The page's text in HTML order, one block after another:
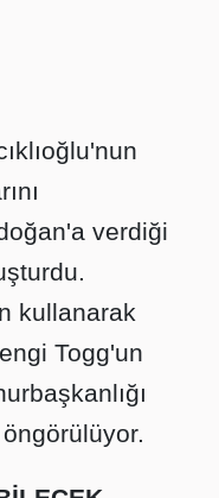
verdiği
kullanarak
Togg'un